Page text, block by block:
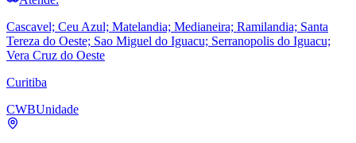
Cascavel; Ceu Azul; Matelandia; Medianeira; Ramilandia; Santa
Tereza do Oeste; Sao Miguel do Iguacu; Serranopolis do Iguacu;
Vera Cruz do Oeste
Curitiba
CWBUnidade